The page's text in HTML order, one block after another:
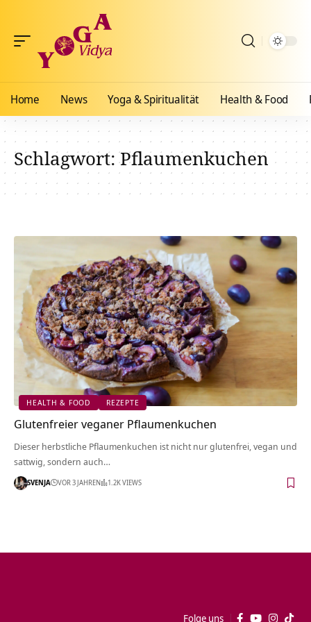
Home News Yoga & Spiritualität Health & Food
Schlagwort:Pflaumenkuchen
HEALTH & FOOD REZEPTE
Glutenfreier veganer Pflaumenkuchen
Dieser herbstliche Pflaumenkuchen ist nicht nur glutenfrei, vegan und
sattwig, sondern auch…
SVENJA VOR 3 JAHREN 1.2K VIEWS
Folge uns